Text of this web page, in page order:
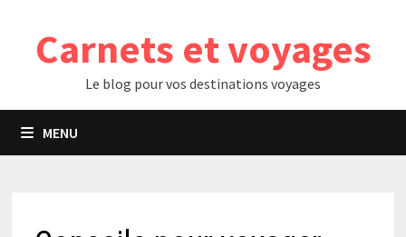
contenuCarnets et voyages
Le blog pour vos destinations voyages
MENU